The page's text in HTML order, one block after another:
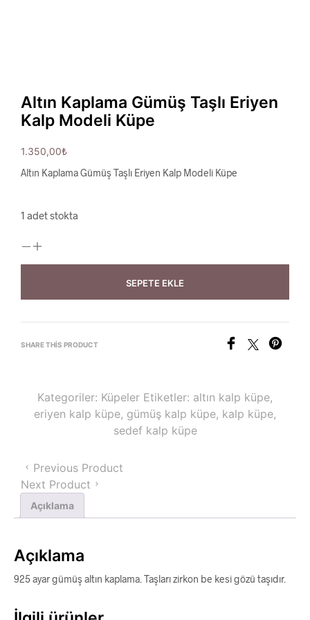
Altın Kaplama Gümüş Taşlı Eriyen
Kalp Modeli Küpe
1.350,00₺
Altın Kaplama Gümüş Taşlı Eriyen Kalp Modeli Küpe
1 adet stokta
SEPETE EKLE
SHARE THIS PRODUCT
Kategoriler: Küpeler Etiketler: altın kalp küpe,
eriyen kalp küpe, gümüş kalp küpe, kalp küpe,
sedef kalp küpe
Previous Product
Next Product
Açıklama
Açıklama
925 ayar gümüş altın kaplama. Taşları zirkon be kesi gözü taşıdır.